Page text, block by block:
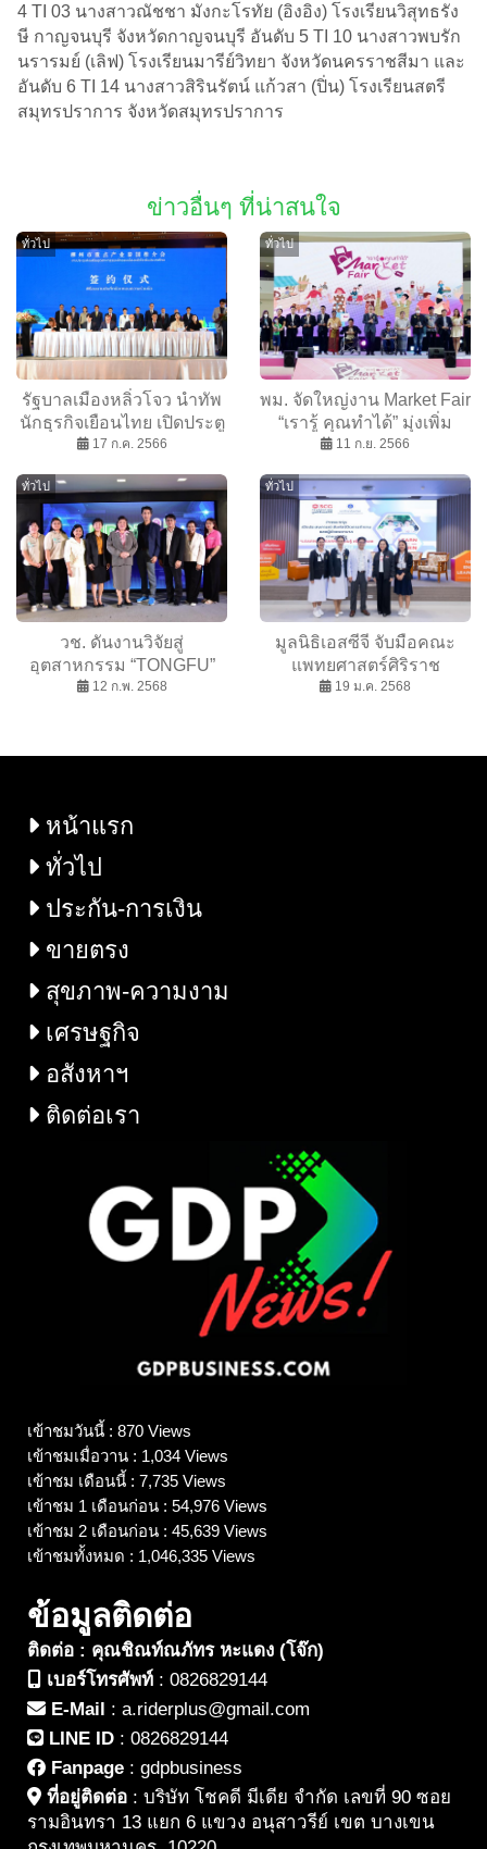
4 TI 03 นางสาวณัชชา มังกะโรทัย (อิงอิง) โรงเรียนวิสุทธรัง
ษี กาญจนบุรี จังหวัดกาญจนบุรี อันดับ 5 TI 10 นางสาวพบรัก
นรารมย์ (เลิฟ) โรงเรียนมารีย์วิทยา จังหวัดนครราชสีมา และ
อันดับ 6 TI 14 นางสาวสิรินรัตน์ แก้วสา (ปิ่น) โรงเรียนสตรี
สมุทรปราการ จังหวัดสมุทรปราการ
ข่าวอื่นๆ ที่น่าสนใจ
ทั่วไป
รัฐบาลเมืองหลิ่วโจว นำทัพ
นักธุรกิจเยือนไทย เปิดประตู
โอกาสการค้าการลงทุน
17 ก.ค. 2566
ทั่วไป
พม. จัดใหญ่งาน Market Fair
“เรารู้ คุณทำได้” มุ่งเพิ่ม
อัตราการจ้างงานกลุ่มเปราะ
11 ก.ย. 2566
ทั่วไป
วช. ดันงานวิจัยสู่
อุตสาหกรรม “TONGFU”
เต้าหู้กรอบ ทางเลือกใหม่
12 ก.พ. 2568
ทั่วไป
มูลนิธิเอสซีจี จับมือคณะ
แพทยศาสตร์ศิริราช
พยาบาล เปิดบ้านชมการ
Learn to Earn เรียนรู้ เพื่ออยู่
19 ม.ค. 2568
หน้าแรก
ทั่วไป
ประกัน-การเงิน
ขายตรง
สุขภาพ-ความงาม
เศรษฐกิจ
อสังหาฯ
ติดต่อเรา
เข้าชมวันนี้ : 870 Views
เข้าชมเมื่อวาน : 1,034 Views
เข้าชม เดือนนี้ : 7,735 Views
เข้าชม 1 เดือนก่อน : 54,976 Views
เข้าชม 2 เดือนก่อน : 45,639 Views
เข้าชมทั้งหมด : 1,046,335 Views
ข้อมูลติดต่อ
ติดต่อ : คุณชิณท์ณภัทร หะแดง (โจ๊ก)
เบอร์โทรศัพท์ : 0826829144
E-Mail
: a.riderplus@gmail.com
LINE ID : 0826829144
Fanpage : gdpbusiness
ที่อยู่ติดต่อ : บริษัท โชคดี มีเดีย จำกัด เลขที่ 90 ซอย
รามอินทรา 13 แยก 6 แขวง อนุสาวรีย์ เขต บางเขน